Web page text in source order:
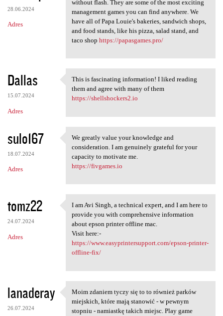
28.06.2024
Adres
without flash. They are some of the most exciting
management games you can find anywhere. We
have all of Papa Louie's bakeries, sandwich shops,
and food stands, like his pizza, salad stand, and
taco shop https://papasgames.pro/
Dallas
15.07.2024
Adres
This is fascinating
This is fascinating information! I liked reading
them and agree with many of them
https://shellshockers2.io
sulo167
18.07.2024
Adres
We greatly value your
We greatly value your knowledge and
consideration. I am genuinely grateful for your
capacity to motivate me.
https://fivgames.io
tomz22
24.07.2024
Adres
I am Avi Singh, a technical
I am Avi Singh, a technical expert, and I am here to
provide you with comprehensive information
about epson printer offline mac.
Visit here:-
https://www.easyprintersupport.com/epson-printer-
offline-fix/
lanaderay
26.07.2024
Moim zdaniem tyczy się to to
Moim zdaniem tyczy się to to również parków
miejskich, które mają stanowić - w pewnym
stopniu - namiastkę takich miejsc. Play game